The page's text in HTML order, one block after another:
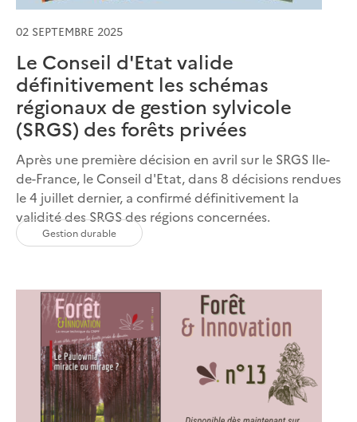
02 SEPTEMBRE 2025
Le Conseil d'Etat valide
définitivement les schémas
régionaux de gestion sylvicole
(SRGS) des forêts privées
Après une première décision en avril sur le SRGS Ile-
de-France, le Conseil d'Etat, dans 8 décisions rendues
le 4 juillet dernier, a confirmé définitivement la
validité des SRGS des régions concernées.
Gestion durable